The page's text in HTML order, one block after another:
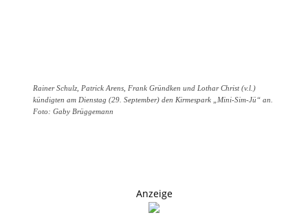
Rainer Schulz, Patrick Arens, Frank Gründken und Lothar Christ (v.l.)
kündigten am Dienstag (29. September) den Kirmespark „Mini-Sim-Jü“ an.
Foto: Gaby Brüggemann
Anzeige